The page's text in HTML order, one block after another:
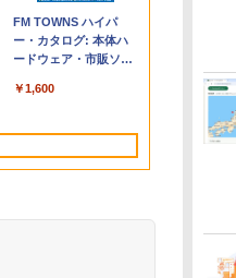
FMV ノートパソコン
WE1-K3 (MS 365
Personal/Copilotキー
型/Core i5/16GB/SSD
FMVWK3E15W_AZ
￥123,400
Windows版 |
Minecraft (マインクラ
フト): Java & Bedrock
ード版
￥3,600
FM TOWNS ハイパ
ー・カタログ: 本体ハ
ードウェア・市販ソフ
トリストと最新エミュ
￥1,600